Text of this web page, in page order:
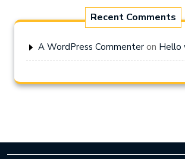
Recent Comments
A WordPress Commenter on Hello